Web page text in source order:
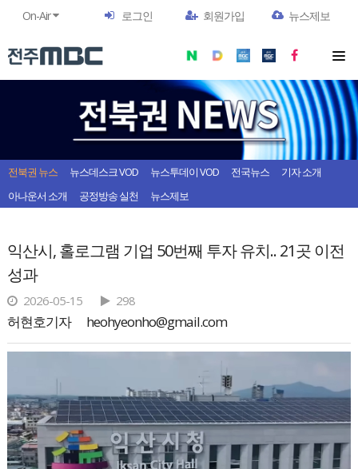
On-Air 로그인 회원가입 뉴스제보
전북권 뉴스 뉴스데스크 VOD 뉴스투데이 VOD 전국뉴스
기자 소개
아나운서 소개
공정방송 실천 뉴스제보
익산시, 홀로그램 기업 50번째 투자 유치.. 21곳 이전
성과
2026-05-15 298
허현호기자 heohyeonho@gmail.com